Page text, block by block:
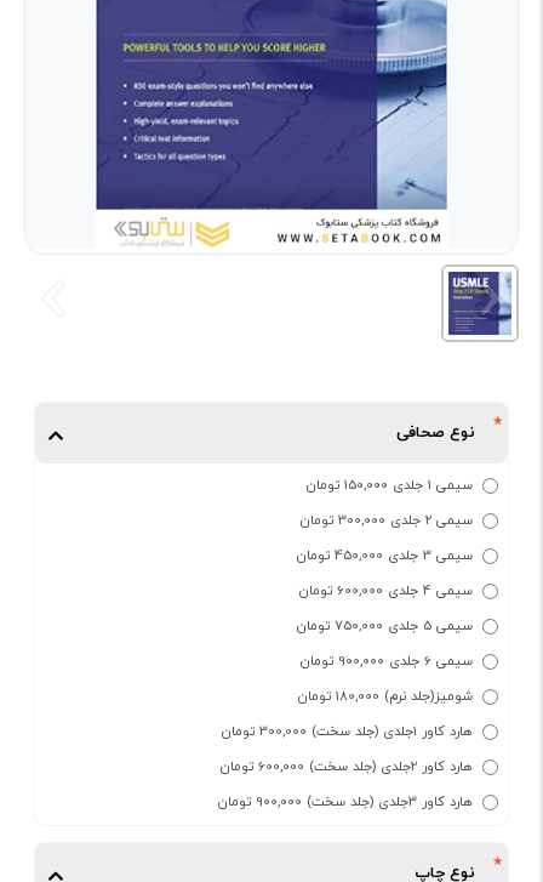
نوع صحافی
سیمی 1 جلدی 150,000 تومان
سیمی 2 جلدی 300,000 تومان
سیمی 3 جلدی 450,000 تومان
سیمی 4 جلدی 600,000 تومان
سیمی 5 جلدی 750,000 تومان
سیمی 6 جلدی 900,000 تومان
شومیز(جلد نرم) 180,000 تومان
هارد کاور 1جلدی (جلد سخت) 300,000 تومان
هارد کاور 2جلدی (جلد سخت) 600,000 تومان
هارد کاور 3جلدی (جلد سخت) 900,000 تومان
نوع چاپ